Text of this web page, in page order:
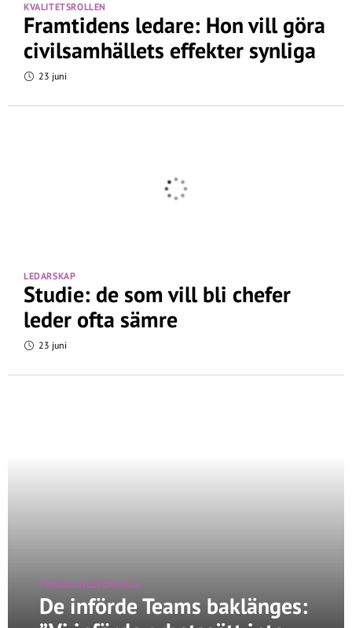
KVALITETSROLLEN
Framtidens ledare: Hon vill göra
civilsamhällets effekter synliga
23 juni
LEDARSKAP
Studie: de som vill bli chefer
leder ofta sämre
23 juni
FÖRÄNDINGSFÖRMÅGA
De införde Teams baklänges: